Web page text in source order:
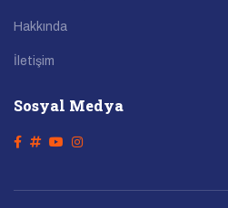
Hakkında
İletişim
Sosyal Medya